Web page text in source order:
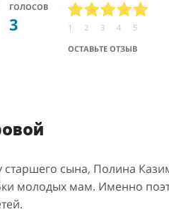
ГОЛОСОВ
3
ОСТАВЬТЕ ОТЗЫВ
1 2 3 4 5
сына, Полина
молодых мам. Именно